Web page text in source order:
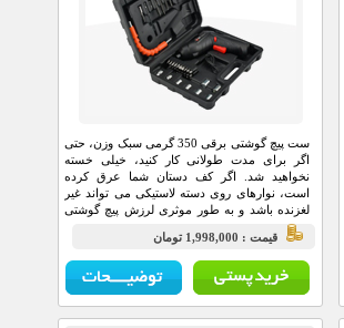
ست پیچ گوشتی برقی 350 گرمی سبک وزن، حتی
اگر برای مدت طولانی کار کنید، خیلی خسته
نخواهید شد. اگر کف دستان شما عرق کرده
است، نوارهای روی دسته لاستیکی می تواند غیر
لغزنده باشد و به طور موثری لرزش پیچ گوشتی
را در حین کار کاهش داده و خستگی دستان شما را
نیز بکاهد.قيمت : 1,998,000 تومان